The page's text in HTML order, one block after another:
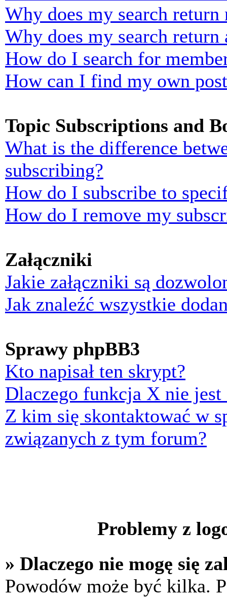
Why does my search return
Why does my search return
How do I search for
How can I find my own
Topic Subscriptions and
What is the difference
subscribing?
How do I subscribe to
How do I remove my
Załączniki
Jakie załączniki są
Jak znaleźć wszystkie
Sprawy phpBB3
Kto napisał ten skrypt?
Dlaczego funkcja X nie jest
Z kim się skontaktować w
związanych z tym forum?
Problemy z
» Dlaczego nie mogę się
Powodów może być kilka.